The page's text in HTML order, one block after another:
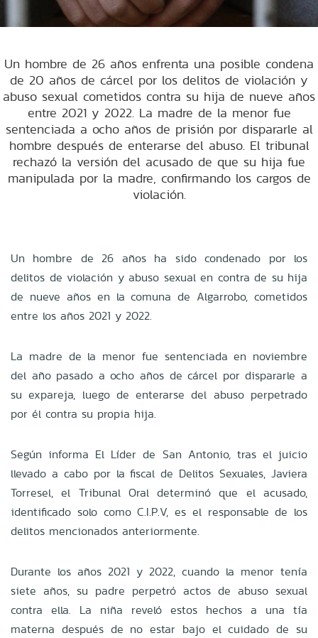
Un hombre de 26 años enfrenta una posible condena
de 20 años de cárcel por los delitos de violación y
abuso sexual cometidos contra su hija de nueve años
entre 2021 y 2022. La madre de la menor fue
sentenciada a ocho años de prisión por dispararle al
hombre después de enterarse del abuso. El tribunal
rechazó la versión del acusado de que su hija fue
manipulada por la madre, confirmando los cargos de
violación.
Un hombre de 26 años ha sido condenado por los
delitos de violación y abuso sexual en contra de su hija
de nueve años en la comuna de Algarrobo, cometidos
entre los años 2021 y 2022.
La madre de la menor fue sentenciada en noviembre
del año pasado a ocho años de cárcel por dispararle a
su expareja, luego de enterarse del abuso perpetrado
por él contra su propia hija.
Según informa El Líder de San Antonio, tras el juicio
llevado a cabo por la fiscal de Delitos Sexuales, Javiera
Torresel, el Tribunal Oral determinó que el acusado,
identificado solo como C.I.P.V, es el responsable de los
delitos mencionados anteriormente.
Durante los años 2021 y 2022, cuando la menor tenía
siete años, su padre perpetró actos de abuso sexual
contra ella. La niña reveló estos hechos a una tía
materna después de no estar bajo el cuidado de su